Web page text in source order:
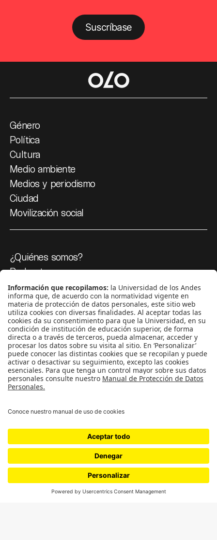
Suscríbase
Género
Política
Cultura
Medio ambiente
Medios y periodismo
Ciudad
Movilización social
¿Quiénes somos?
Podcasts
Ediciones especiales
Proyectos 070
SÍGUENOS
¿Quieres escribir en 070?
CONTÁCTANOS
cerosetenta@uniandes.edu.co
BOGOTÁ, COLOMBIA
NEWSLETTER